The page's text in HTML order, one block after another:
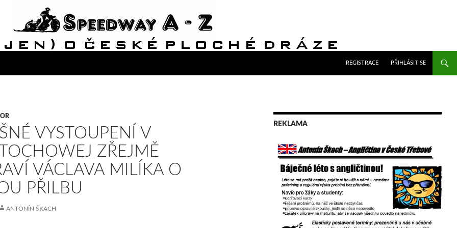
REGISTRACE
PŘIHLÁSIT SE
VYSTOUPENÍ V
ZŘEJMĚ
VÁCLAVA MILÍKA O
PŘILBU
ANTONÍN ŠKACH
REKLAMA